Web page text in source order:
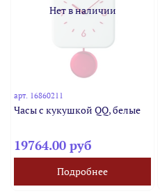
Нет в наличии
арт. 16860211
Часы с кукушкой QQ, белые
19764.00 руб
Подробнее